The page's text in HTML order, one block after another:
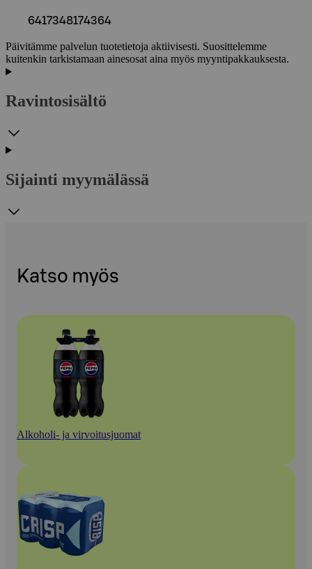
6417348174364
Päivitämme palvelun tuotetietoja aktiivisesti. Suosittelemme
kuitenkin tarkistamaan ainesosat aina myös myyntipakkauksesta.
Ravintosisältö
Sijainti myymälässä
Katso myös
Alkoholi- ja virvoitusjuomat